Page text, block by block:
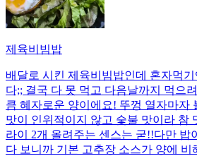
제육비빔밥
배달로 시킨 제육비빔밥인데 혼자먹
다;; 결국 다 못 먹고 다음날까지 먹으
큼 혜자로운 양이에요! 뚜껑 열자마자
맛이 인위적이지 않고 숯불 맛이라 참
라이 2개 올려주는 센스는 굳!! ​다만 밥
다 보니까 기본 고추장 소스가 양에 비